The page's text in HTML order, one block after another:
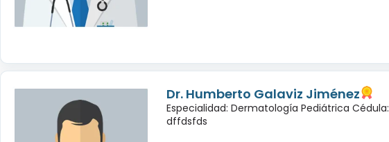
Dr. Humberto Galaviz Jiménez
Especialidad: Dermatología Pediátrica Cédula:
dffdsfds